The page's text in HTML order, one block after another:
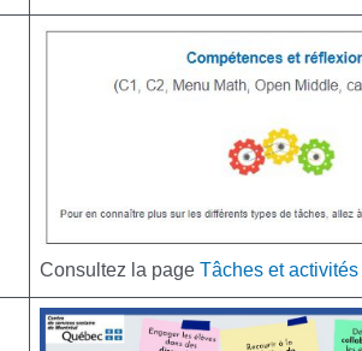
Consultez la page Tâches et activités